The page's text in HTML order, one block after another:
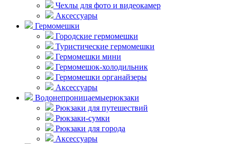
Чехлы для фото и видеокамер
Аксессуары
Гермомешки
Городские гермомешки
Туристические гермомешки
Гермомешки мини
Гермомешок-холодильник
Гермомешки органайзеры
Аксессуары
Водонепроницаемыерюкзаки
Рюкзаки для путешествий
Рюкзаки-сумки
Рюкзаки для города
Аксессуары